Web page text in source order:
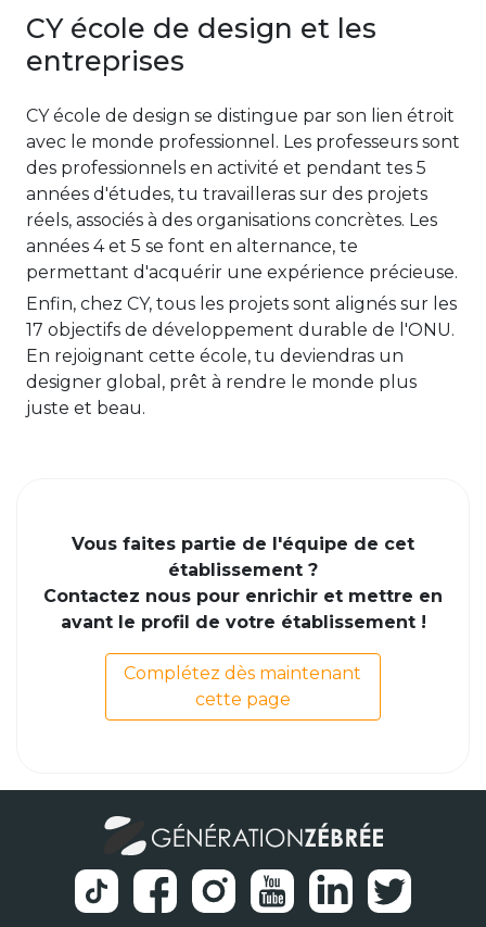
CY école de design et les
entreprises
CY école de design se distingue par son lien étroit
avec le monde professionnel. Les professeurs sont
des professionnels en activité et pendant tes 5
années d'études, tu travailleras sur des projets
réels, associés à des organisations concrètes. Les
années 4 et 5 se font en alternance, te
permettant d'acquérir une expérience précieuse.
Enfin, chez CY, tous les projets sont alignés sur les
17 objectifs de développement durable de l'ONU.
En rejoignant cette école, tu deviendras un
designer global, prêt à rendre le monde plus
juste et beau.
Vous faites partie de l'équipe de cet
établissement ?
Contactez nous pour enrichir et mettre en
avant le profil de votre établissement !
Complétez dès maintenant
cette page